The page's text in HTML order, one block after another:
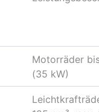
Motorräder
(35 kW)